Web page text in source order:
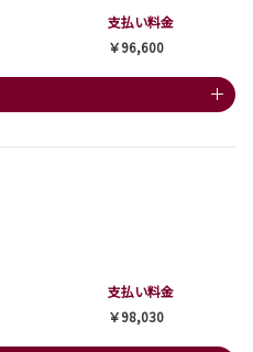
支払い料金
￥96,600
支払い料金
￥98,030